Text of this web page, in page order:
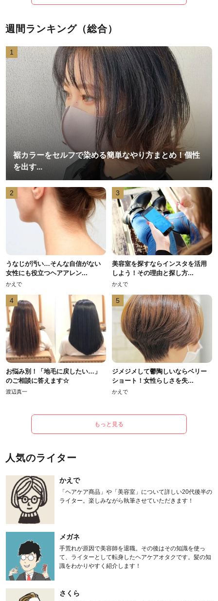
週間ランキング（総合）
1
裾カラーをセルフで染める簡単なやり方まとめ！個性
を出す...
2
うなじが汚い…そんな自信がない
女性にも役立つヘアアレン...
かえで
3
美容室を探すならインスタを活用
しよう！その理由と探し方...
かえで
4
お悩み別！「地毛に戻したい…」
のご相談に答えます☆
渡辺真一
5
ジメジメして鬱陶しいならベリー
ショート！女性らしさを失...
かえで
もっと見る
人気のライター
かえで
「ヘアケア商品」や「美容室」について詳しい20代後半の
ライター。楽しみながら執筆させていただきます！
メガネ
手荒れが原因で美容師を退職。その後はその知識を使っ
て、ライターとして転身したヘアケアオタクです。髪の知
識をわかりやすく紹介します！
さくら